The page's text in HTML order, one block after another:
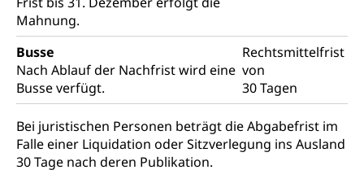
Mahnung.
Busse
Nach Ablauf der Nachfrist wird eine
Busse verfügt.
Rechtsmittelfrist
von
30 Tagen
Bei juristischen Personen beträgt die Abgabefrist im
Falle einer Liquidation oder Sitzverlegung ins Ausland
30 Tage nach deren Publikation.
Grundstückgewinnsteuer, Liegenschaftssteuer,
Handänderungssteuer, Grundsteuer, Kirchensteuer,
Gewerbesteuer, Vergnügungssteuer,
Reklameplakatsteuer, Verkehrssteuer,
Erbschaftssteuer, Schenkungssteuer, Gewinn- und
Kapitalsteuer
Steuern (Dienststelle)
Ombudsstellen
Vermittler, Vermittlungsstelle, Schlichtungsstelle,
Vermittlung, Schlichtung, Mediation